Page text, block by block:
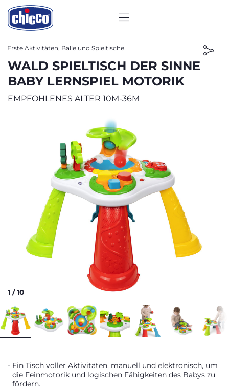
Erste Aktivitäten, Bälle und Spieltische
WALD SPIELTISCH DER SINNE
BABY LERNSPIEL MOTORIK
EMPFOHLENES ALTER 10M-36M
1 /10
Ein Tisch voller Aktivitäten, manuell und elektronisch, um
die Feinmotorik und logischen Fähigkeiten des Babys zu
fördern.